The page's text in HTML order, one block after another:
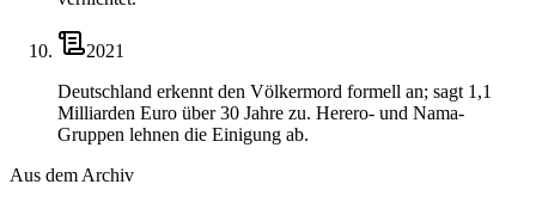
2021
Deutschland erkennt den Völkermord formell an; sagt 1,1
Milliarden Euro über 30 Jahre zu. Herero- und Nama-
Gruppen lehnen die Einigung ab.
Aus dem Archiv